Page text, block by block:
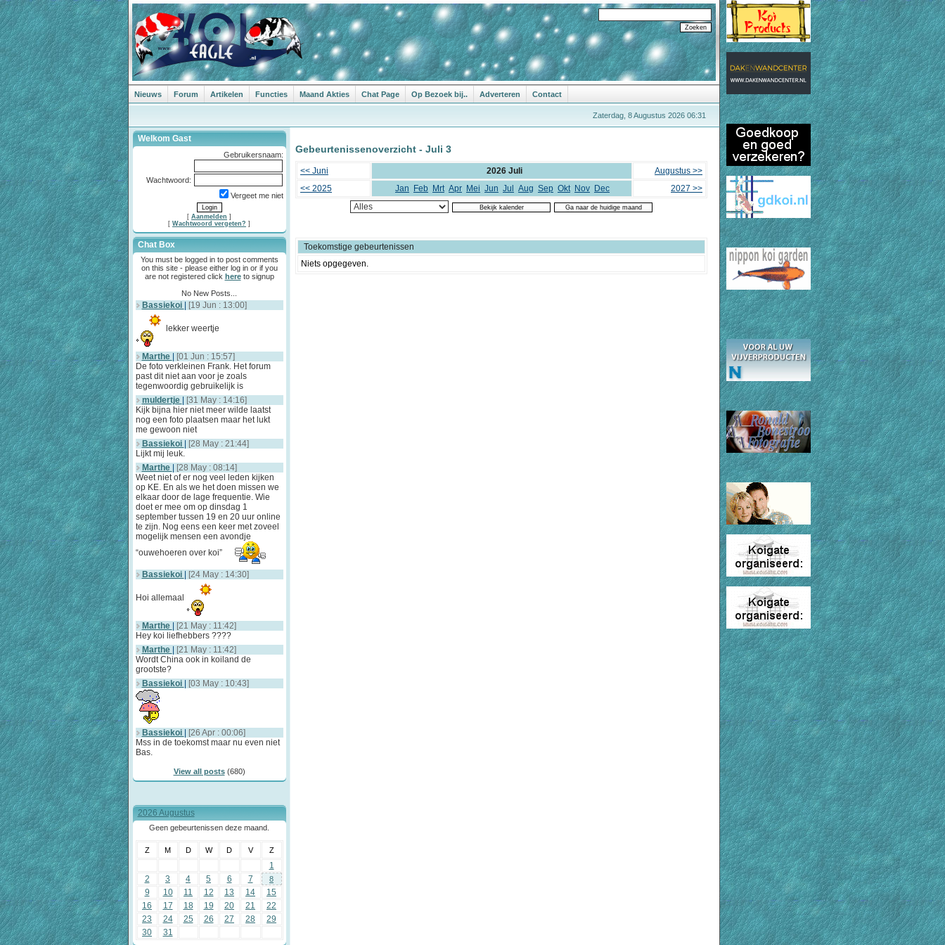
Nieuws Forum Artikelen Functies Maand Akties Chat Page Op Bezoek bij.. Adverteren Contact
Zaterdag, 8 Augustus 2026 06:31
Welkom Gast
Gebruikersnaam:
Wachtwoord:
Vergeet me niet
[ Aanmelden ]
[ Wachtwoord vergeten? ]
Chat Box
You must be logged in to post comments
on this site - please either log in or if you
are not registered click hereto signup
No New Posts...
Bassiekoi [19 Jun : 13:00]
lekker weertje
Marthe
[01 Jun : 15:57]
De foto verkleinen Frank. Het forum
past dit niet aan voor je zoals
tegenwoordig gebruikelijk is
muldertje
[31 May : 14:16]
Kijk bijna hier niet meer wilde laatst
nog een foto plaatsen maar het lukt
me gewoon niet
Bassiekoi
[28 May : 21:44]
Lijkt mij leuk.
Marthe
[28 May : 08:14]
Weet niet of er nog veel leden kijken
op KE. En als we het doen missen we
elkaar door de lage frequentie. Wie
doet er mee om op dinsdag 1
september tussen 19 en 20 uur online
te zijn. Nog eens een keer met zoveel
mogelijk mensen een avondje
“ouwehoeren over koi”
Bassiekoi [24 May : 14:30]
Hoi allemaal
Marthe
[21 May : 11:42]
Hey koi liefhebbers ????
Marthe
[21 May : 11:42]
Wordt China ook in koiland de
grootste?
Bassiekoi
[03 May : 10:43]
Bassiekoi
[26 Apr : 00:06]
Mss in de toekomst maar nu even niet
Bas.
View all posts(680)
2026 Augustus
Geen gebeurtenissen deze maand.
Z M D W D V Z
1
2
3 4 5 6 7 8
9 10 11 12 13 14
15
16
17 18 19 20 21
22
23
24 25 26 27 28
29
30
31
Gebeurtenissenoverzicht - Juli 3
<< Juni 2026 Juli
Augustus >>
<< 2025
Jan Feb Mrt Apr Mei Jun Jul Aug Sep Okt Nov Dec 2027 >>
Toekomstige gebeurtenissen
Niets opgegeven.